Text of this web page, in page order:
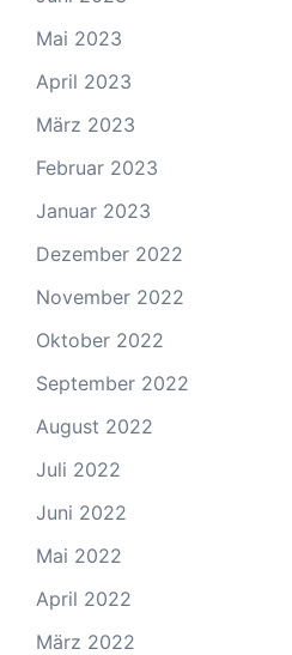
Mai 2023
April 2023
März 2023
Februar 2023
Januar 2023
Dezember 2022
November 2022
Oktober 2022
September 2022
August 2022
Juli 2022
Juni 2022
Mai 2022
April 2022
März 2022